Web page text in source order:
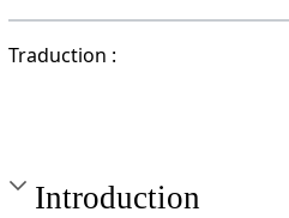
Traduction :
Introduction